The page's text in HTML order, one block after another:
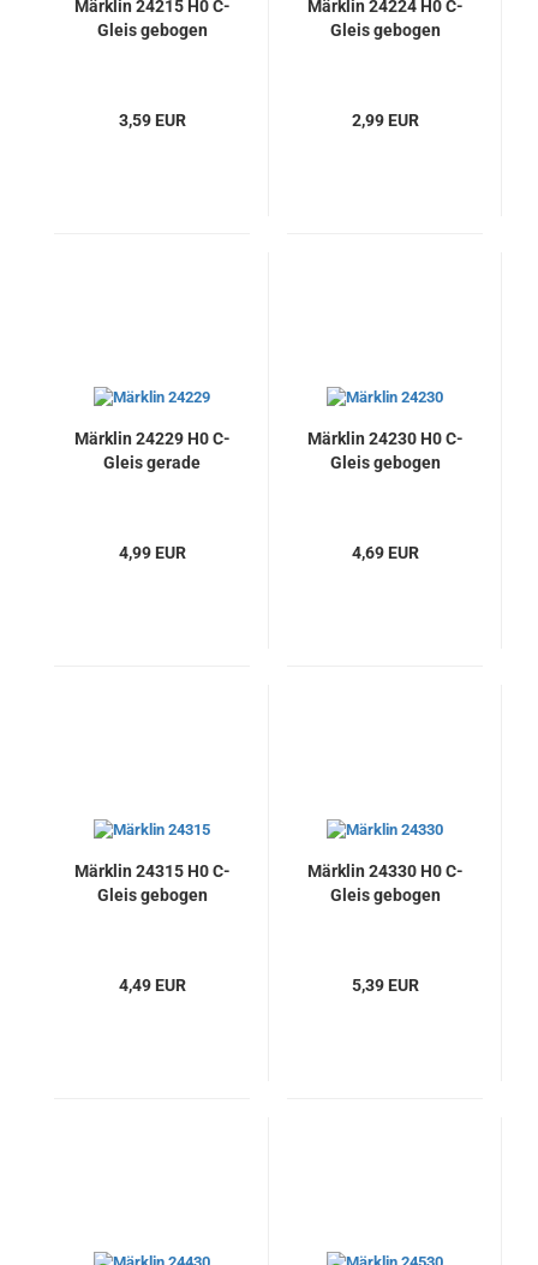
Märklin 24215 H0 C-
Gleis gebogen
3,59 EUR
Märklin 24224 H0 C-
Gleis gebogen
2,99 EUR
Märklin 24229 H0 C-
Gleis gerade
4,99 EUR
Märklin 24230 H0 C-
Gleis gebogen
4,69 EUR
Märklin 24315 H0 C-
Gleis gebogen
4,49 EUR
Märklin 24330 H0 C-
Gleis gebogen
5,39 EUR